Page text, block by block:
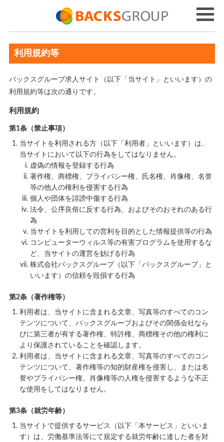
利用規約等
バックスグループ求人サイト（以下「当サイト」といいます）の
利用規約等は次の通りです。
利用規約
第1条（禁止事項）
当サイトを利用される方（以下「利用者」といいます）は、
当サイトにおいて以下の行為をしてはなりません。
虚偽の情報を登録する行為
著作権、商標権、プライバシー権、氏名権、肖像権、名誉
等の他人の権利を侵害する行為
個人や団体を誹謗中傷する行為
法令、公序良俗に反する行為、およびそのおそれのある行
為
当サイトを利用しての営利を目的とした情報提供等の行為
コンピューターウィルス等の有害プログラムを使用するな
ど、当サイトの運営を妨げる行為
株式会社バックスグループ（以下「バックスグループ」と
いいます）の信頼を毀損する行為
第2条（著作権等）
利用者は、当サイトに含まれる文章、写真等のすべてのコン
テンツについて、バックスグループおよびその関係会社なら
びに第三者が有する著作権、特許権、商標権その他の権利に
より保護されていることを確認します。
利用者は、当サイトに含まれる文章、写真等のすべてのコン
テンツについて、著作権等の知的財産権を侵害し、または名
誉やプライバシー権、肖像権等の人権を侵害するような不正
な使用をしてはなりません。
第3条（就労年齢）
当サイトで提供するサービス（以下「本サービス」といいま
す）は、労働基準法等にて規定する就労年齢に達した者を対